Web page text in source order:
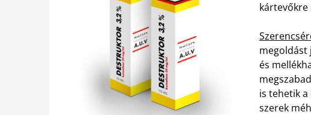
kártevőkre
megoldást
és
is tehetik
szerek